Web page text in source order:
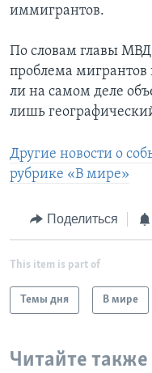
иммигрантов.
По словам главы
проблема мигрантов
ли на самом деле
лишь
Другие новости о
рубрике «В мире»
Поделиться
This item is part of
Темы дня В мире
Читайте также